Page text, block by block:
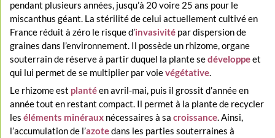
pendant plusieurs années, jusqu’à 20 voire 25 ans pour le
miscanthus géant. La stérilité de celui actuellement cultivé en
France réduit à zéro le risque d’invasivité par dispersion de
graines dans l’environnement. Il possède un rhizome, organe
souterrain de réserve à partir duquel la plante sedéveloppeet
qui lui permet de se multiplier par voievégétative.
Le rhizome est plantéen avril-mai, puis il grossit d’année en
année tout en restant compact. Il permet à la plante de recycler
leséléments minéraux nécessaires à sacroissance. Ainsi,
l’accumulation de l’azotedans les parties souterraines à